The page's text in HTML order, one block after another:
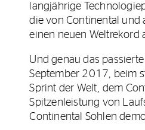
langjährige
die von Continental und
einen neuen Weltrekord
Und genau das
September 2017, beim
Sprint der Welt, dem
Spitzenleistung von
Continental Sohlen